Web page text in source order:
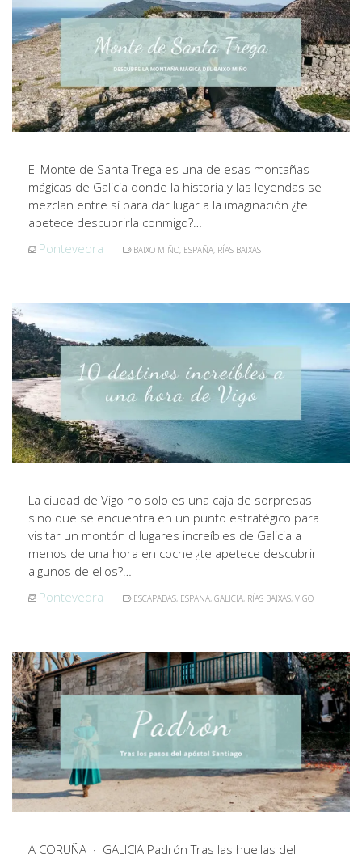
El Monte de Santa Trega es una de esas montañas
mágicas de Galicia donde la historia y las leyendas se
mezclan entre sí para dar lugar a la imaginación ¿te
apetece descubrirla conmigo?…
Pontevedra
BAIXO MIÑO, ESPAÑA, RÍAS BAIXAS
La ciudad de Vigo no solo es una caja de sorpresas
sino que se encuentra en un punto estratégico para
visitar un montón d lugares increíbles de Galicia a
menos de una hora en coche ¿te apetece descubrir
algunos de ellos?…
Pontevedra
ESCAPADAS, ESPAÑA, GALICIA, RÍAS BAIXAS, VIGO
A CORUÑA · GALICIA Padrón Tras las huellas del